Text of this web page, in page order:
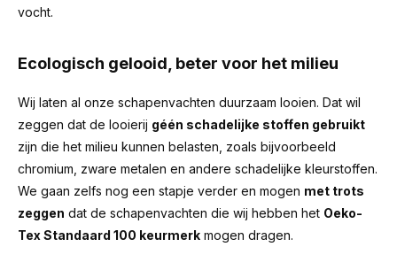
vocht.
Ecologisch gelooid, beter voor het milieu
Wij laten al onze schapenvachten duurzaam looien. Dat wil
zeggen dat de looierij géén schadelijke stoffen gebruikt
zijn die het milieu kunnen belasten, zoals bijvoorbeeld
chromium, zware metalen en andere schadelijke kleurstoffen.
We gaan zelfs nog een stapje verder en mogen met trots
zeggen dat de schapenvachten die wij hebben het Oeko-
Tex Standaard 100 keurmerk mogen dragen.